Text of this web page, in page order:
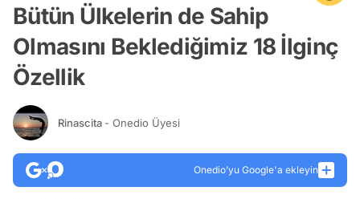
Bütün Ülkelerin de Sahip
Olmasını Beklediğimiz 18 İlginç
Özellik
Rinascita - Onedio Üyesi
Onedio’yu Google'a ekleyin